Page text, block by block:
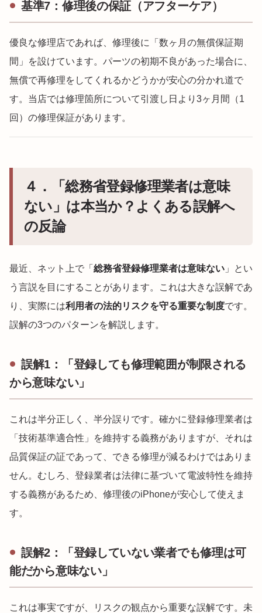
基準7：修理後の保証（アフターケア）
優良な修理店であれば、修理後に「数ヶ月の無償保証期
間」を設けています。パーツの初期不良があった場合に、
無償で再修理をしてくれるかどうかが安心の分かれ道で
す。当店では修理箇所について引渡し日より3ヶ月間（1
回）の修理保証があります。
４．「総務省登録修理業者は意味
ない」は本当か？よくある誤解へ
の反論
最近、ネット上で「 総務省登録修理業者は意味ない 」とい
う言説を目にすることがあります。これは大きな誤解であ
り、実際には利用者の法的リスクを守る重要な制度です。
誤解の3つのパターンを解説します。
誤解1：「登録しても修理範囲が制限される
から意味ない」
これは半分正しく、半分誤りです。確かに登録修理業者は
「技術基準適合性」を維持する義務がありますが、それは
品質保証の証であって、できる修理が減るわけではありま
せん。むしろ、登録業者は法律に基づいて電波特性を維持
する義務があるため、修理後のiPhoneが安心して使えま
す。
誤解2：「登録していない業者でも修理は可
能だから意味ない」
これは事実ですが、リスクの観点から重要な誤解です。未